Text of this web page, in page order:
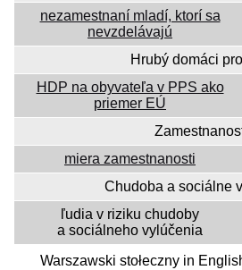
nezamestnaní mladí, ktorí sa
nevzdelávajú
Hrubý domáci
HDP na obyvateľa v PPS ako
priemer EÚ
miera zamestnanosti
Chudoba a sociálne
ľudia v riziku chudoby
a sociálneho vylúčenia
Warszawski stołeczny in